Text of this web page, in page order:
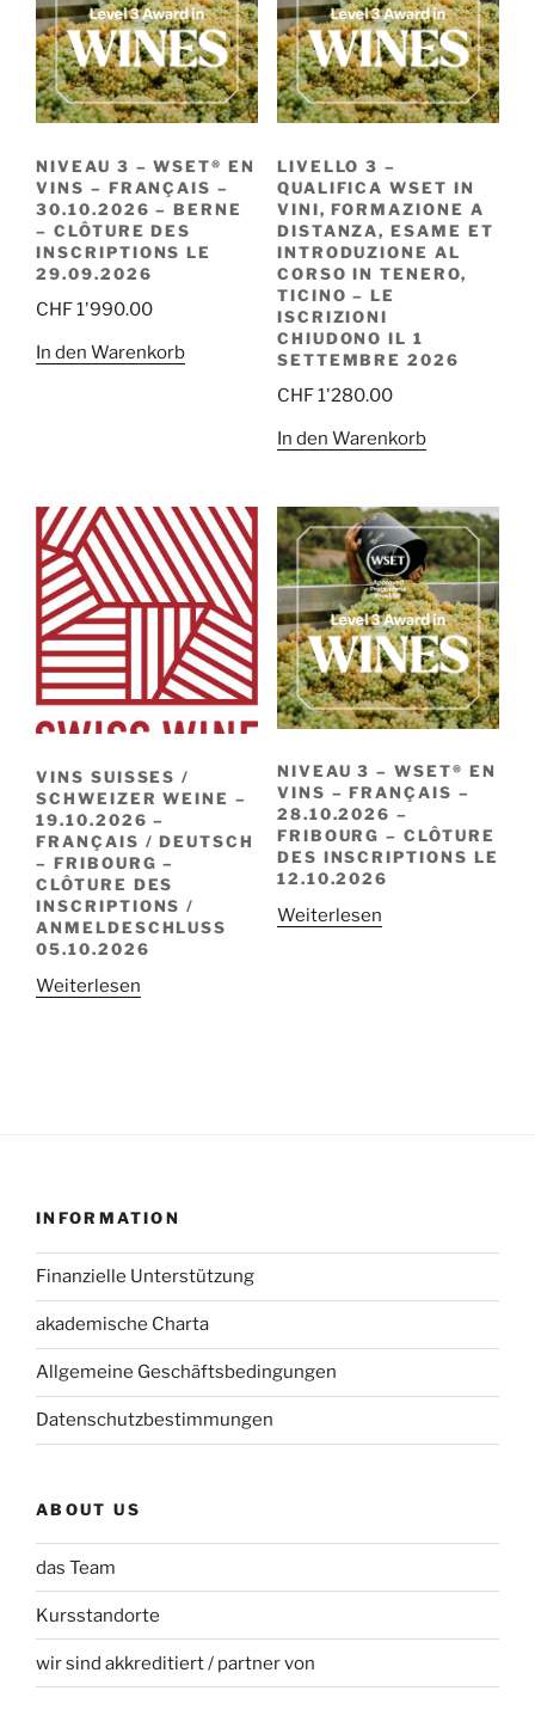
NIVEAU 3 – WSET® EN
VINS – FRANÇAIS –
30.10.2026 – BERNE
– CLÔTURE DES
INSCRIPTIONS LE
29.09.2026
CHF1'990.00
In den Warenkorb
LIVELLO 3 –
QUALIFICA WSET IN
VINI, FORMAZIONE A
DISTANZA, ESAME ET
INTRODUZIONE AL
CORSO IN TENERO,
TICINO – LE
ISCRIZIONI
CHIUDONO IL 1
SETTEMBRE 2026
CHF1'280.00
In den Warenkorb
VINS SUISSES /
SCHWEIZER WEINE –
19.10.2026 –
FRANÇAIS / DEUTSCH
– FRIBOURG –
CLÔTURE DES
INSCRIPTIONS /
ANMELDESCHLUSS
05.10.2026
Weiterlesen
NIVEAU 3 – WSET® EN
VINS – FRANÇAIS –
28.10.2026 –
FRIBOURG – CLÔTURE
DES INSCRIPTIONS LE
12.10.2026
Weiterlesen
INFORMATION
Finanzielle Unterstützung
akademische Charta
Allgemeine Geschäftsbedingungen
Datenschutzbestimmungen
ABOUT US
das Team
Kursstandorte
wir sind akkreditiert / partner von